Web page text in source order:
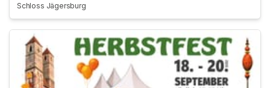
Schloss Jägersburg